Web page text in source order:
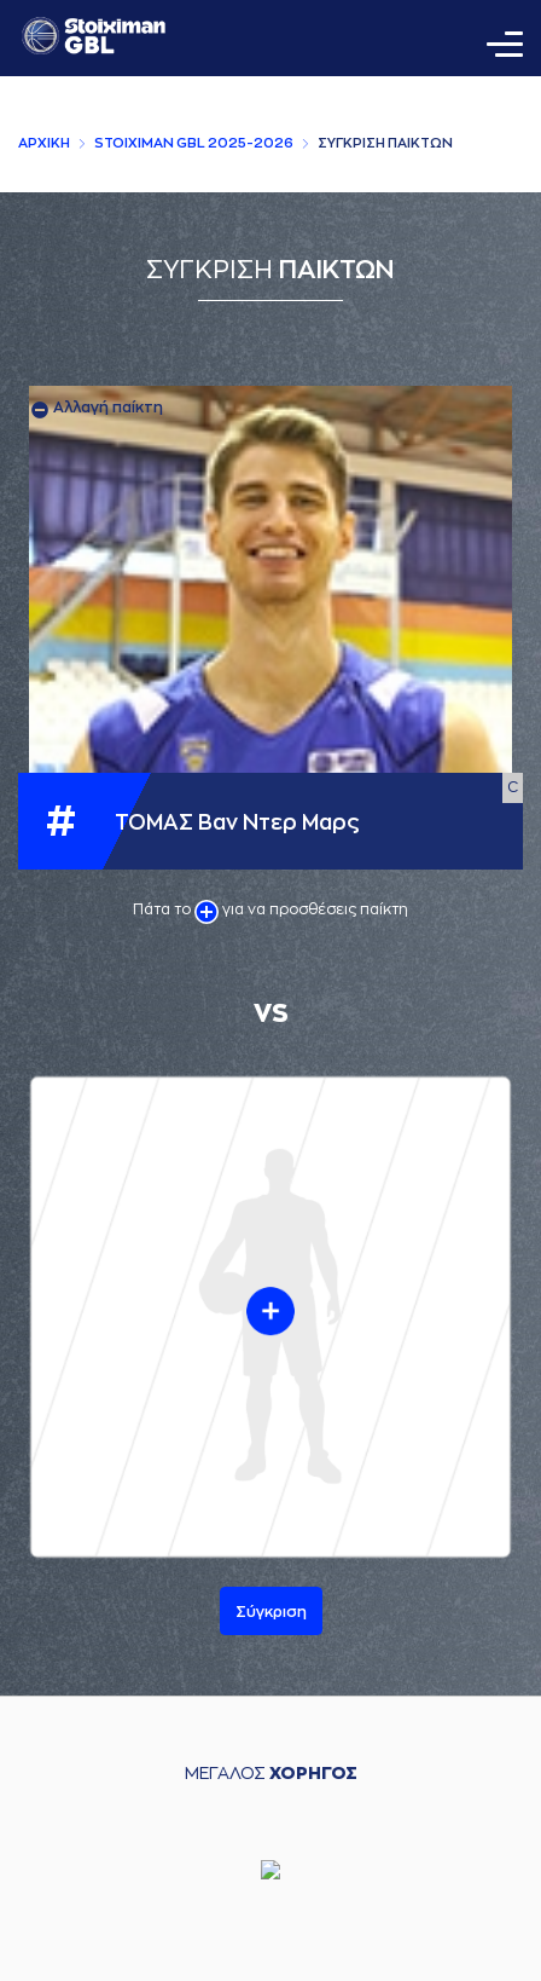
AΡΧΙΚΗ STOIXIMAN GBL 2025-2026 ΣΥΓΚΡΙΣΗ ΠAΙΚΤΩΝ
ΣΥΓΚΡΙΣΗ ΠΑΙΚΤΩΝ
# ΤΟΜΑΣ Βαν Ντερ Μαρς
C
Αλλαγή παίκτη
Πάτα το για να προσθέσεις παίκτη
VS
Σύγκριση
ΜΕΓΑΛΟΣ ΧΟΡΗΓΟΣ